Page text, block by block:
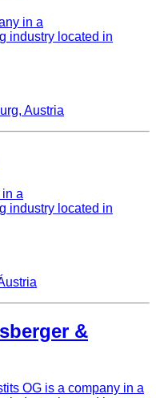
in a
industry located in
Austria
a
industry located in
&
OG is a company in a